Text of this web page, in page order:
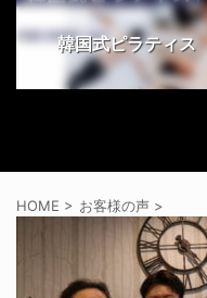
韓国式ピラティス
HOME > お客様の声 >